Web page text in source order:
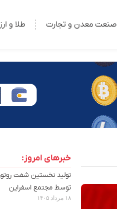
صنعت معدن و تجارت طلا و ارز
خبرهای امروز:
توسط مجتمع اسفراین
۱۸ مرداد ۱۴۰۵